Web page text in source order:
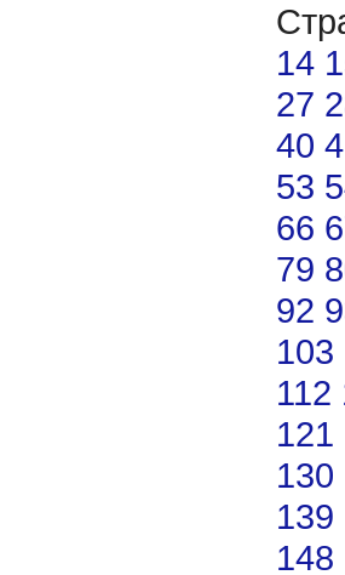
14
27
40
53
66
79
92
103
112
121
130
139
148